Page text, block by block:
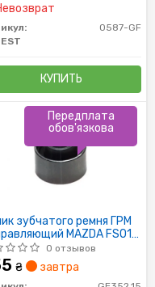
0587-GF
КУПИТЬ
зубчатого ремня ГРМ
MAZDA FS01-
(Пр-во NTN-SNR)
0 отзывов
₴ завтра
Передплата
обов'язкова